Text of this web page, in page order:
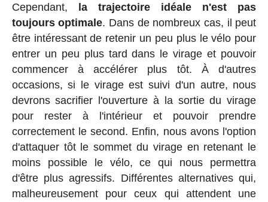
Cependant, la trajectoire idéale n'est pas
toujours optimale. Dans de nombreux cas, il peut
être intéressant de retenir un peu plus le vélo pour
entrer un peu plus tard dans le virage et pouvoir
commencer à accélérer plus tôt. À d'autres
occasions, si le virage est suivi d'un autre, nous
devrons sacrifier l'ouverture à la sortie du virage
pour rester à l'intérieur et pouvoir prendre
correctement le second. Enfin, nous avons l'option
d'attaquer tôt le sommet du virage en retenant le
moins possible le vélo, ce qui nous permettra
d'être plus agressifs. Différentes alternatives qui,
malheureusement pour ceux qui attendent une